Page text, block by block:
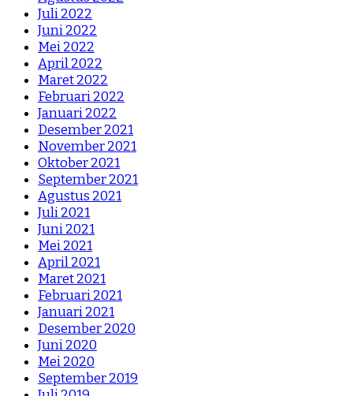
Juli 2022
Juni 2022
Mei 2022
April 2022
Maret 2022
Februari 2022
Januari 2022
Desember 2021
November 2021
Oktober 2021
September 2021
Agustus 2021
Juli 2021
Juni 2021
Mei 2021
April 2021
Maret 2021
Februari 2021
Januari 2021
Desember 2020
Juni 2020
Mei 2020
September 2019